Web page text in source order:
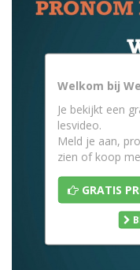
Welkom bij
Je bekijkt een
lesvideo.
Meld je aan,
zien of koop
GRATIS